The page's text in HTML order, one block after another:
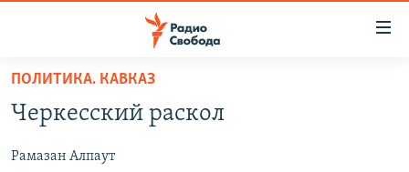
упрощенного
доступа
ПОДКАСТЫ
АВТОРСКИЕ ПРОЕКТЫ
ПОЛИТИКА. КАВКАЗ
Черкесский раскол
Рамазан Алпаут